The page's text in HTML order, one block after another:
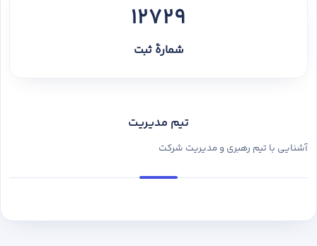
12729
شمارهٔ ثبت
تیم مدیریت
آشنایی با تیم رهبری و مدیریت شرکت